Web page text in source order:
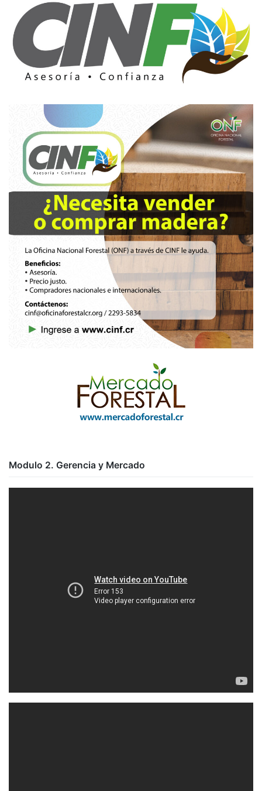
Modulo 2. Gerencia y Mercado